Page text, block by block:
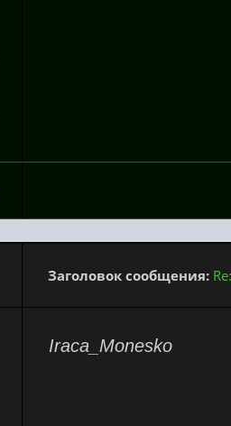
Заголовок сообщения:
Iraca_Monesko